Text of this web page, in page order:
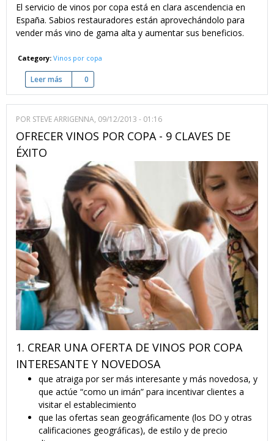
El servicio de vinos por copa está en clara ascendencia en
España. Sabios restauradores están aprovechándolo para
vender más vino de gama alta y aumentar sus beneficios.
Category: Vinos por copa
Leer más sobre Vinos por copa - vender más vino
0
POR STEVE ARRIGENNA, 09/12/2013 - 01:16
OFRECER VINOS POR COPA - 9 CLAVES DE
ÉXITO
1. CREAR UNA OFERTA DE VINOS POR COPA
INTERESANTE Y NOVEDOSA
que atraiga por ser más interesante y más novedosa, y
que actúe “como un imán” para incentivar clientes a
visitar el establecimiento
que las ofertas sean geográficamente (los DO y otras
calificaciones geográficas), de estilo y de precio